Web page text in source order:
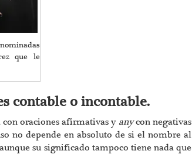
que le
contable o incontable.
oraciones afirmativas y anycon negativas
no depende en absoluto de si el nombre al
su significado tampoco tiene nada que